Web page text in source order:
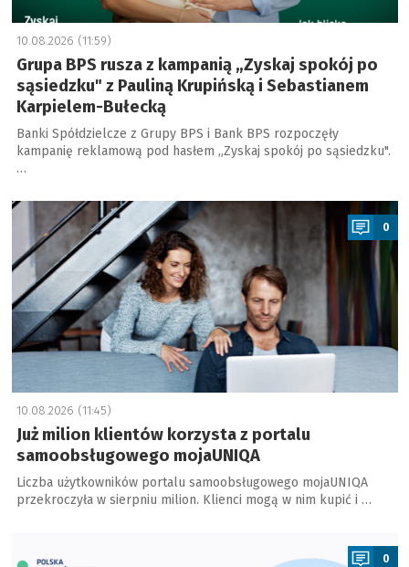
10.08.2026 (11:59)
Grupa BPS rusza z kampanią „Zyskaj spokój po
sąsiedzku" z Pauliną Krupińską i Sebastianem
Karpielem-Bułecką
Banki Spółdzielcze z Grupy BPS i Bank BPS rozpoczęły
kampanię reklamową pod hasłem „Zyskaj spokój po sąsiedzku".
…
a
0
10.08.2026 (11:45)
Już milion klientów korzysta z portalu
samoobsługowego mojaUNIQA
Liczba użytkowników portalu samoobsługowego mojaUNIQA
przekroczyła w sierpniu milion. Klienci mogą w nim kupić i …
0